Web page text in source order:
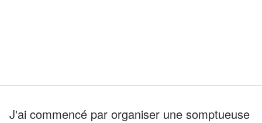
J'ai commencé par organiser une somptueuse